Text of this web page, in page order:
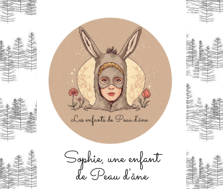
Sophie, une enfant
de Peau d'âne